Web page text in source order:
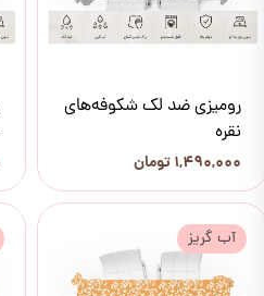
رومیزی ضد لک شکوفه‌های
نقره
۱,۴۹۰,۰۰۰ تومان
آب گریز